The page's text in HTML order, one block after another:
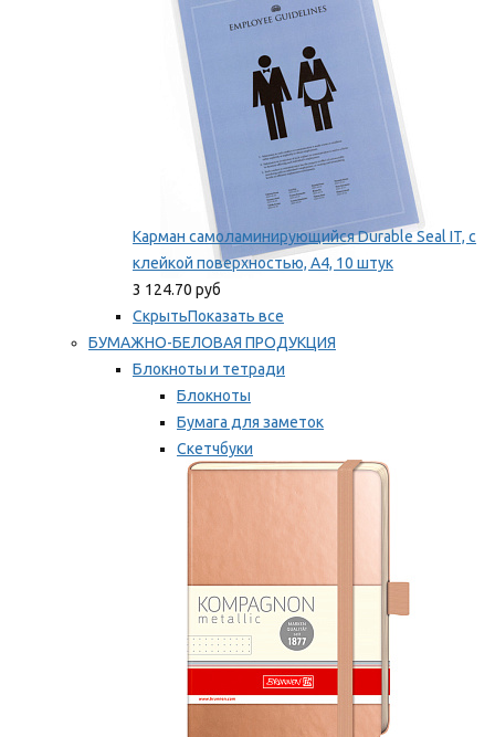
Карман самоламинирующийся Durable Seal IT, с
клейкой поверхностью, A4, 10 штук
3 124.70 руб
СкрытьПоказать все
БУМАЖНО-БЕЛОВАЯ ПРОДУКЦИЯ
Блокноты и тетради
Блокноты
Бумага для заметок
Скетчбуки
Тетради